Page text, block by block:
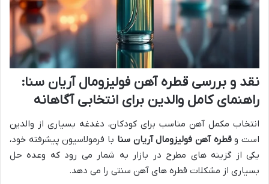
نقد و بررسی قطره آهن فولیزومال آریان سنا:
راهنمای کامل والدین برای انتخابی آگاهانه
انتخاب مکمل آهن مناسب برای کودکان، دغدغه بسیاری از والدین
است وقطره آهن فولیزومال آریان سنا با فرمولاسیون پیشرفته خود،
یکی از گزینه های مطرح در بازار به شمار می رود که وعده حل
بسیاری از مشکلات قطره های آهن سنتی را می دهد.